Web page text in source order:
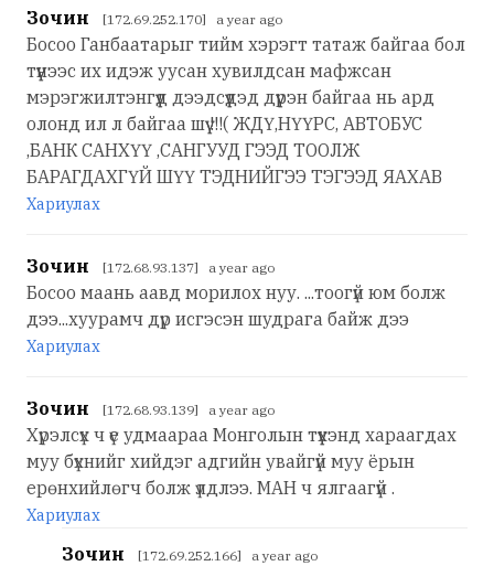
Зочин [172.69.252.170] a year ago
Босоо Ганбаатарыг тийм хэрэгт татаж байгаа бол
түүнээс их идэж уусан хувилдсан мафжсан
мэрэгжилтэнгүүд дээдсүүдэд дүүрэн байгаа нь ард
олонд ил л байгаа шүү !!!( ЖДҮ,НҮҮРС, АВТОБУС
,БАНК САНХҮҮ ,САНГУУД ГЭЭД ТООЛЖ
БАРАГДАХГҮЙ ШҮҮ ТЭДНИЙГЭЭ ТЭГЭЭД ЯАХАВ
Хариулах
Зочин [172.68.93.137] a year ago
Босоо маань аавд морилох нуу. ...тоогүй юм болж
дээ...хуурамч дүр исгэсэн шудрага байж дээ
Хариулах
Зочин [172.68.93.139] a year ago
Хүрэлсүх ч үе удмаараа Монголын түүхэнд хараагдах
муу бүхнийг хийдэг адгийн увайгүй муу ёрын
ерөнхийлөгч болж үлдлээ. МАН ч ялгаагүй .
Хариулах
Зочин [172.69.252.166] a year ago